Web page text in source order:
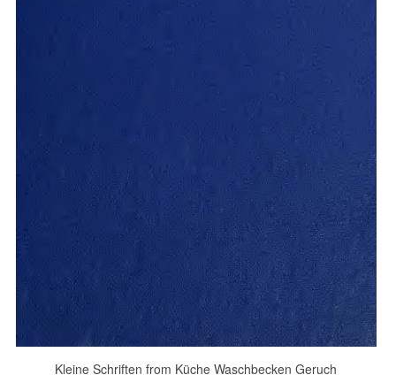
Kleine Schriften from Küche Waschbecken Geruch